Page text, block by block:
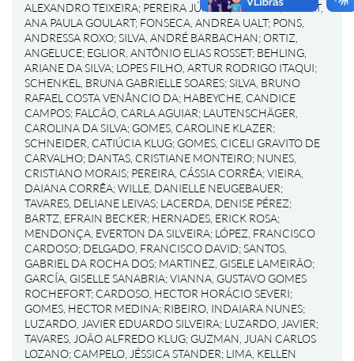
ALEXANDRO TEIXEIRA; PEREIRA JÚNIOR, ALÉRCIO; BONAT,
ANA PAULA GOULART; FONSECA, ANDREA UALT; PONS,
ANDRESSA ROXO;SILVA, ANDRÉ BARBACHAN;ORTIZ,
ANGELUCE; EGLIOR, ANTÔNIO ELIAS ROSSET; BEHLING,
ARIANE DA SILVA; LOPES FILHO, ARTUR RODRIGO ITAQUI;
SCHENKEL, BRUNA GABRIELLE SOARES;SILVA, BRUNO
RAFAEL COSTA VENÂNCIO DA; HABEYCHE, CANDICE
CAMPOS; FALCÃO, CARLA AGUIAR; LAUTENSCHÄGER,
CAROLINA DA SILVA; GOMES, CAROLINE KLAZER;
SCHNEIDER, CATIÚCIA KLUG; GOMES, CICELI GRAVITO DE
CARVALHO; DANTAS, CRISTIANE MONTEIRO; NUNES,
CRISTIANO MORAIS; PEREIRA, CÁSSIA CORRÊA;VIEIRA,
DAIANA CORRÊA;WILLE, DANIELLE NEUGEBAUER;
TAVARES, DELIANE LEIVAS; LACERDA, DENISE PÉREZ;
BARTZ, EFRAIN BECKER; HERNADES, ERICK ROSA;
MENDONÇA, EVERTON DA SILVEIRA; LÓPEZ, FRANCISCO
CARDOSO; DELGADO, FRANCISCO DAVID;SANTOS,
GABRIEL DA ROCHA DOS; MARTINEZ, GISELE LAMEIRÃO;
GARCÍA, GISELLE SANABRIA;VIANNA, GUSTAVO GOMES
ROCHEFORT; CARDOSO, HECTOR HORÁCIO SEVERI;
GOMES, HECTOR MEDINA; RIBEIRO, INDAIARA NUNES;
LUZARDO, JAVIER EDUARDO SILVEIRA; LUZARDO, JAVIER;
TAVARES, JOÃO ALFREDO KLUG; GUZMAN, JUAN CARLOS
LOZANO; CAMPELO, JÉSSICA STANDER; LIMA, KELLEN